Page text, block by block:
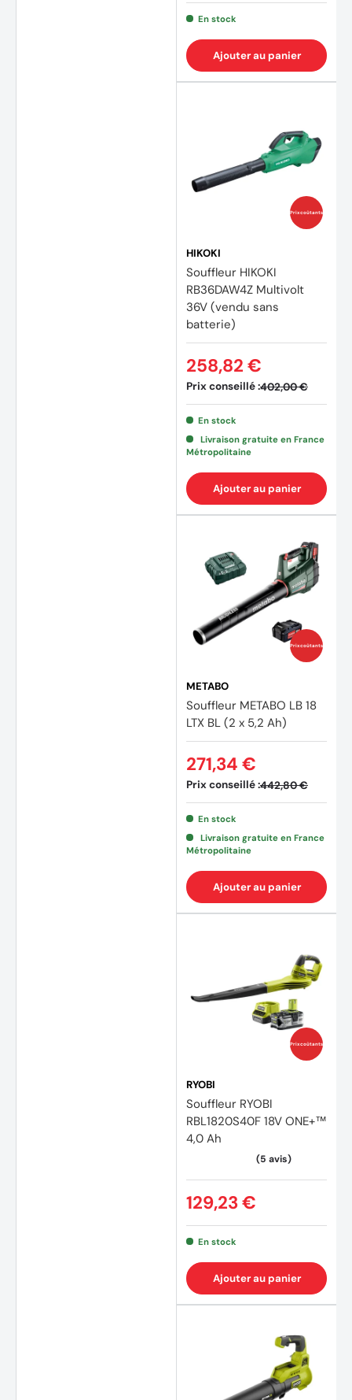
En stock
Ajouter au panier
Prix coûtants
HIKOKI
Souffleur HIKOKI
RB36DAW4Z Multivolt
36V (vendu sans
batterie)
Prix conseillé :402,00 €
258,82 €
En stock
Livraison gratuite en France
Métropolitaine
Ajouter au panier
Prix coûtants
METABO
Souffleur METABO LB 18
LTX BL (2 x 5,2 Ah)
Prix conseillé :442,80 €
271,34 €
En stock
Livraison gratuite en France
Métropolitaine
Ajouter au panier
Prix coûtants
RYOBI
Souffleur RYOBI
RBL1820S40F 18V ONE+™
4,0 Ah
129,23 €
En stock
Ajouter au panier